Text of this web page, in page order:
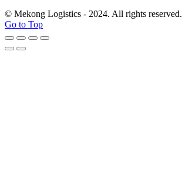
© Mekong Logistics - 2024. All rights reserved.
Go to Top